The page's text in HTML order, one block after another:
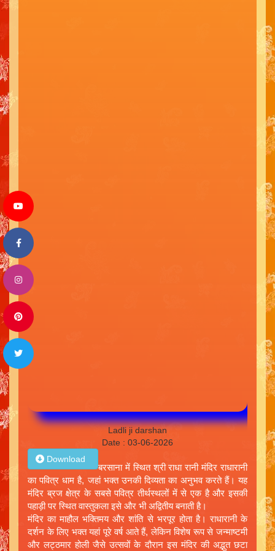
Ladli ji darshan
Date : 03-06-2026
Download
बरसाना में स्थित श्री राधा रानी मंदिर राधारानी
का पवित्र धाम है, जहां भक्त उनकी दिव्यता का अनुभव करते हैं। यह
मंदिर ब्रज क्षेत्र के सबसे पवित्र तीर्थस्थलों में से एक है और इसकी
पहाड़ी पर स्थित वास्तुकला इसे और भी अद्वितीय बनाती है।
मंदिर का माहौल भक्तिमय और शांति से भरपूर होता है। राधारानी के
दर्शन के लिए भक्त यहां पूरे वर्ष आते हैं, लेकिन विशेष रूप से जन्माष्टमी
और लट्ठमार होली जैसे उत्सवों के दौरान इस मंदिर की अद्भुत छटा